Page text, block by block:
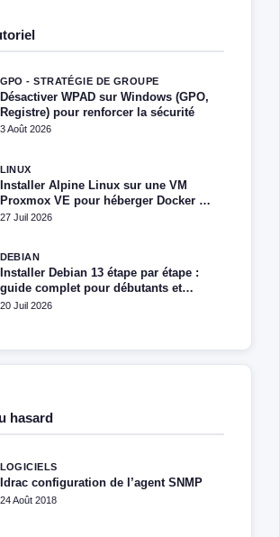
GPO - STRATÉGIE DE GROUPE
Désactiver WPAD sur Windows (GPO,
Registre) pour renforcer la sécurité
3 Août 2026
LINUX
Installer Alpine Linux sur une VM
Proxmox VE pour héberger Docker et
Docker Compose
27 Juil 2026
DEBIAN
Installer Debian 13 étape par étape :
guide complet pour débutants et
administrateurs
20 Juil 2026
hasard
LOGICIELS
Idrac configuration de l’agent SNMP
24 Août 2018